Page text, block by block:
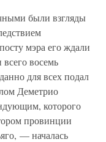
были взгляды
мэра его ждали
восемь
для всех подал
Деметрио
которого
провинции
— началась